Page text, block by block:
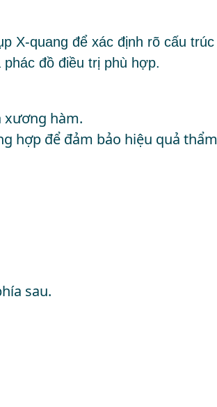
X-quang để xác định rõ cấu trúc
đồ điều trị phù hợp.
xương hàm.
hợp để đảm bảo hiệu quả thẩm
sau.